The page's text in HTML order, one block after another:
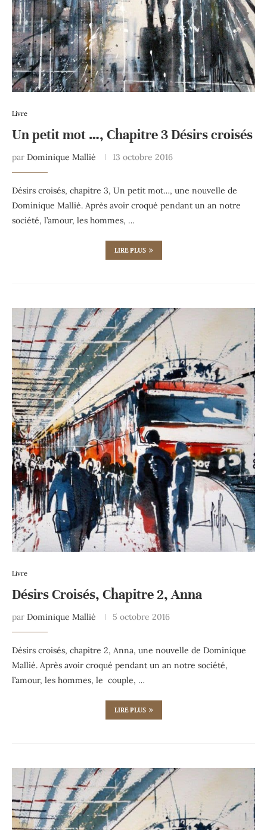
Livre
Un petit mot …, Chapitre 3 Désirs croisés
par Dominique Mallié 13 octobre 2016
Désirs croisés, chapitre 3, Un petit mot…, une nouvelle de
Dominique Mallié. Après avoir croqué pendant un an notre
société, l’amour, les hommes, …
LIRE PLUS
Livre
Désirs Croisés, Chapitre 2, Anna
par Dominique Mallié 5 octobre 2016
Désirs croisés, chapitre 2, Anna, une nouvelle de Dominique
Mallié. Après avoir croqué pendant un an notre société,
l’amour, les hommes, le couple, …
LIRE PLUS